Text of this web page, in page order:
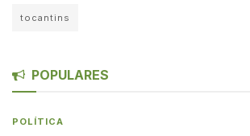
tocantins
POPULARES
POLÍTICA